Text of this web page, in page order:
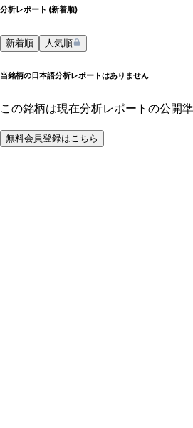
分析レポート (新着順)
新着順 人気順
当銘柄の日本語分析レポートはありません
この銘柄は現在分析レポートの公開
無料会員登録はこちら